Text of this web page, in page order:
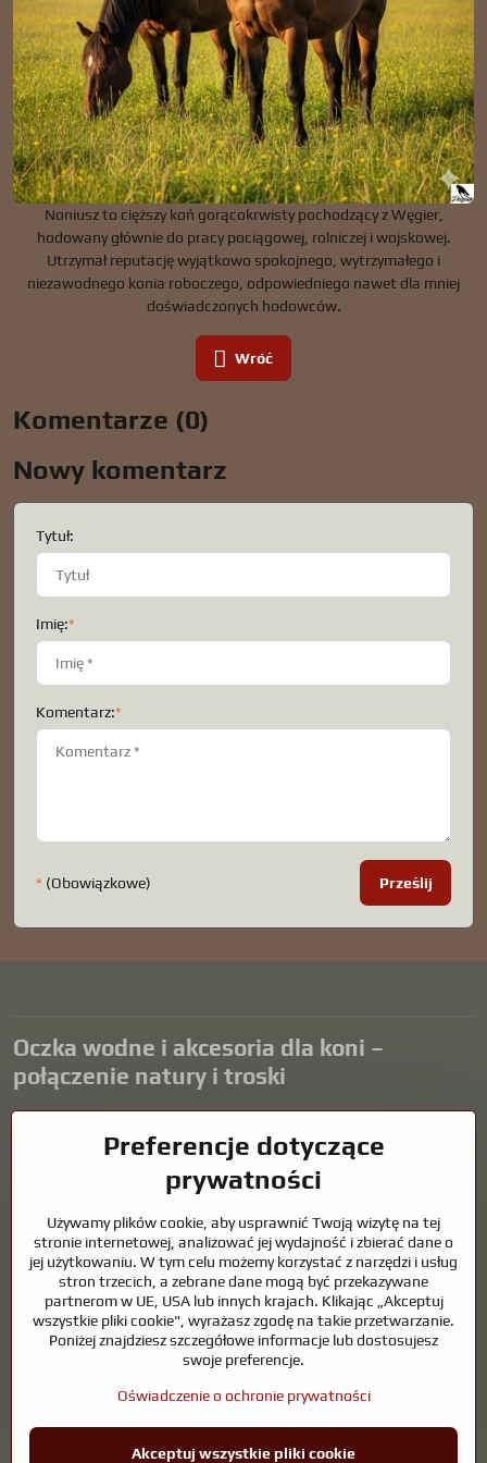
Noniusz to cięższy koń gorącokrwisty pochodzący z Węgier,
hodowany głównie do pracy pociągowej, rolniczej i wojskowej.
Utrzymał reputację wyjątkowo spokojnego, wytrzymałego i
niezawodnego konia roboczego, odpowiedniego nawet dla mniej
doświadczonych hodowców.
Wróć
Komentarze (0)
Nowy komentarz
Tytuł:
Imię:*
Komentarz:*
* (Obowiązkowe) Prześlij
Oczka wodne i akcesoria dla koni –
połączenie natury i troski
harmonijne środowisko sprzyjające relaksowi i życiu zwierząt
wodnych. Odpowiednia technologia, filtracja i regularna
konserwacja są kluczem do czystej wody i zdrowego stawu przez
naszego życia.
Konie wymagają wysokiej jakości sprzętu jeździeckiego,
odpowiedniego odżywiania i odpowiedzialnej opieki, aby być zdrowe,
silne i zadowolone. Niezależnie od tego, czy chodzi o sprzęt dla
jeźdźców, hodowców, czy miłośników natury, celem jest stworzenie
środowiska, które wspiera naturalną równowagę, bezpieczeństwo i
©2026Prawa autorskie
Preferencje dotyczące prywatności
Preferencje dotyczące
prywatności
Używamy plików cookie, aby usprawnić Twoją wizytę na tej
stronie internetowej, analizować jej wydajność i zbierać dane o
jej użytkowaniu. W tym celu możemy korzystać z narzędzi i usług
stron trzecich, a zebrane dane mogą być przekazywane
partnerom w UE, USA lub innych krajach. Klikając „Akceptuj
wszystkie pliki cookie", wyrażasz zgodę na takie przetwarzanie.
Poniżej znajdziesz szczegółowe informacje lub dostosujesz
swoje preferencje.
Oświadczenie o ochronie prywatności
Akceptuj wszystkie pliki cookie